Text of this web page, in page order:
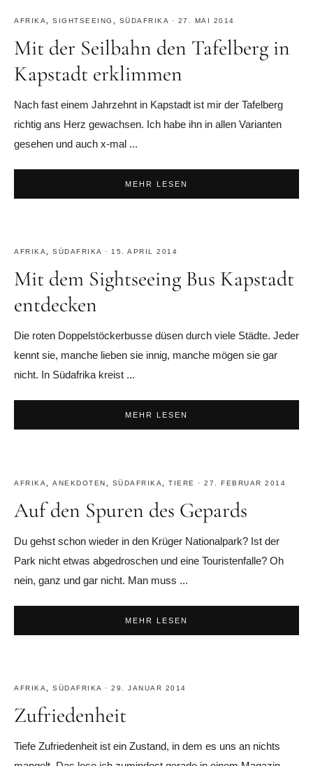
AFRIKA SIGHTSEEING SÜDAFRIKA · 27. MAI 2014
Mit der Seilbahn den Tafelberg in
Kapstadt erklimmen
Nach fast einem Jahrzehnt in Kapstadt ist mir der Tafelberg
richtig ans Herz gewachsen. Ich habe ihn in allen Varianten
gesehen und auch x-mal ...
MEHR LESEN
AFRIKA, SÜDAFRIKA · 15. APRIL 2014
Mit dem Sightseeing Bus Kapstadt
entdecken
Die roten Doppelstöckerbusse düsen durch viele Städte. Jeder
kennt sie, manche lieben sie innig, manche mögen sie gar
nicht. In Südafrika kreist ...
MEHR LESEN
AFRIKA ANEKDOTEN SÜDAFRIKA TIERE · 27. FEBRUAR 2014
Auf den Spuren des Gepards
Du gehst schon wieder in den Krüger Nationalpark? Ist der
Park nicht etwas abgedroschen und eine Touristenfalle? Oh
nein, ganz und gar nicht. Man muss ...
MEHR LESEN
AFRIKA SÜDAFRIKA · 29. JANUAR 2014
Zufriedenheit
Tiefe Zufriedenheit ist ein Zustand, in dem es uns an nichts